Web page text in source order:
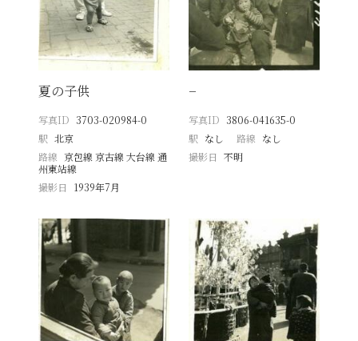
夏の子供
写真ID 3703-020984-0
駅 北京
路線 京包線 京古線 大台線 通
州東站線
撮影日
1939年7月
−
写真ID 3806-041635-0
駅 なし 路線 なし
撮影日 不明